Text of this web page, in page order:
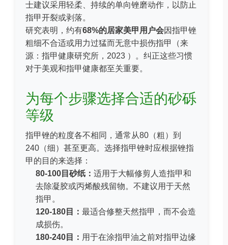
士建议采用轻柔、持续的单向锉磨动作，以防止
指甲开裂或剥落。
研究表明，约有68%的居家美甲用户会因指甲锉
粗细不合适或用力过猛而无意中损伤指甲（来
源：指甲健康研究所，2023 ）。纠正这些习惯
对于美观和指甲健康都至关重要。
为每个步骤选择合适的砂砾
等级
指甲锉的粒度各不相同，通常从80（粗） 到
240（细） 甚至更高。选择指甲锉时应根据锉指
甲的目的来选择：
80-100目砂纸： 适用于大幅修剪人造指甲和
去除凝胶或丙烯酸残留物。不建议用于天然
指甲。
120-180目： 最适合修整天然指甲，而不会造
成损伤。
180-240目： 用于在涂指甲油之前对指甲边缘